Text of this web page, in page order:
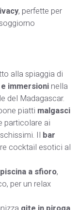
, perfette per
alla spiaggia di
immersioninella
del Madagascar.
piatti malgasci
particolare ai
Il bar
cocktail esotici al
a sfioro,
per un relax